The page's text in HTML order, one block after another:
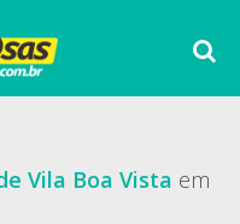
Vila Boa Vista em